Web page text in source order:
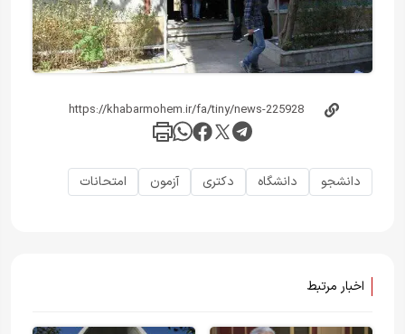
دانشجو دانشگاه دکتری آزمون امتحانات
اخبار مرتبط